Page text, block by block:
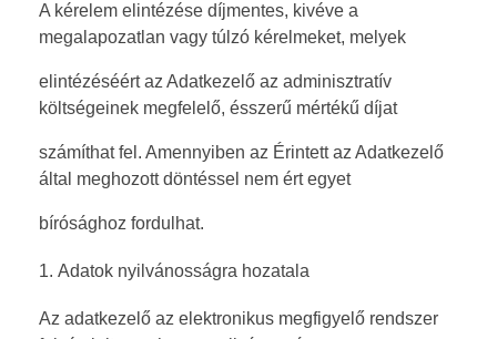
A kérelem elintézése díjmentes, kivéve a
megalapozatlan vagy túlzó kérelmeket, melyek
elintézéséért az Adatkezelő az adminisztratív
költségeinek megfelelő, ésszerű mértékű díjat
számíthat fel. Amennyiben az Érintett az Adatkezelő
által meghozott döntéssel nem ért egyet
bírósághoz fordulhat.
Adatok nyilvánosságra hozatala
Az adatkezelő az elektronikus megfigyelő rendszer